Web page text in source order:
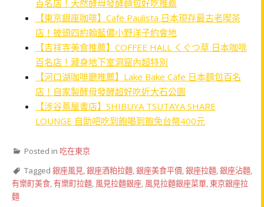
百名店！天然酵母發酵麵包好吃推薦
【東京銀座咖啡】Cafe Paulista 日本現存最古老喫茶
店！披頭四約翰藍儂小野洋子約會地
【吉祥寺美食推薦】COFFEE HALL くぐつ草 日本咖啡
百名店！藏身地下室洞窟內超特別
【河口湖咖啡廳推薦】Lake Bake Cafe 日本麵包百名
店！自家製酵母發酵超好吃近大石公園
【涉谷蔦屋書店】SHIBUYA TSUTAYA SHARE
LOUNGE 自助吧吃到飽喝到飽免台幣400元
Posted in 吃在東京
Tagged 銀座風見,銀座酒粕拉麵,銀座美食平價,銀座拉麵,銀座沾麵,
有樂町美食,有樂町拉麵, 風見拉麵銀座, 風見拉麵銀座菜單, 東京銀座拉
麵